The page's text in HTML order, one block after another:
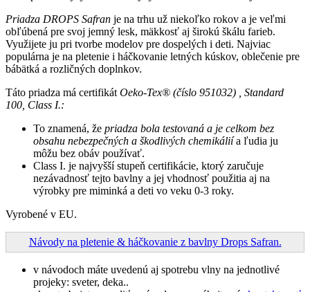
Priadza DROPS Safran je na trhu už niekoľko rokov a je veľmi
obľúbená pre svoj jemný lesk, mäkkosť aj širokú škálu farieb.
Využijete ju pri tvorbe modelov pre dospelých i deti. Najviac
populárna je na pletenie i háčkovanie letných kúskov, oblečenie pre
bábätká a rozličných doplnkov.
Táto priadza má certifikátOeko-Tex® (číslo 951032) , Standard
100, Class I.:
To znamená, že priadza bola testovaná a je celkom bez
obsahu nebezpečných a škodlivých chemikáliía ľudia ju
môžu bez obáv používať.
Class I. je najvyšší stupeň certifikácie, ktorý zaručuje
nezávadnosť tejto bavlny a jej vhodnosť použitia aj na
výrobky pre miminká a deti vo veku 0-3 roky.
Vyrobené v EU.
Návody na pletenie & háčkovanie z bavlny Drops Safran.
v návodoch máte uvedenú aj spotrebu vlny na jednotlivé
projeky: sveter, deka..